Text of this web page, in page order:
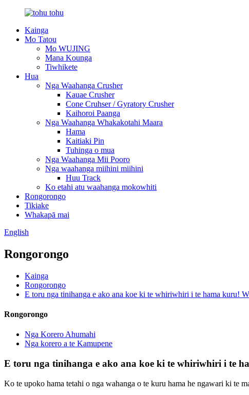
Kainga
Mo Tatou
Mo WUJING
Mana Kounga
Tiwhikete
Hua
Nga Waahanga Crusher
Kauae Crusher
Cone Cruhser / Gyratory Crusher
Kaihoroi Paanga
Nga Waahanga Whakakotahi Maara
Hama
Kaitiaki Pin
Tuhinga o mua
Nga Waahanga Mii Pooro
Nga waahanga miihini miihini
Huu Track
Ko etahi atu waahanga mokowhiti
Rongorongo
Tikiake
Whakapā mai
English
Rongorongo
Kainga
Rongorongo
E toru nga tinihanga e ako ana koe ki te whiriwhiri i te hama kuru!
Rongorongo
Nga Korero Ahumahi
Nga korero a te Kamupene
E toru nga tinihanga e ako ana koe ki te whiriwhiri i te
Ko te upoko hama tetahi o nga wahanga o te kuru hama he ngawari ki te